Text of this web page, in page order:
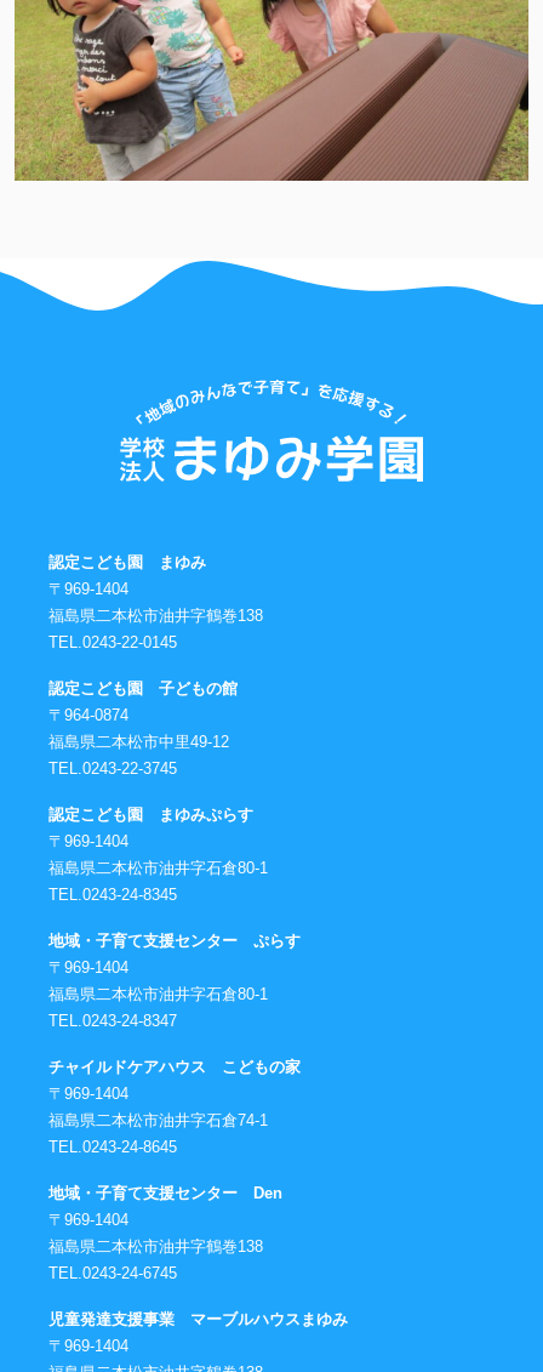
認定こども園 まゆみ
〒969-1404
福島県二本松市油井字鶴巻138
TEL.0243-22-0145
認定こども園 子どもの館
〒964-0874
福島県二本松市中里49-12
TEL.0243-22-3745
認定こども園 まゆみぷらす
〒969-1404
福島県二本松市油井字石倉80-1
TEL.0243-24-8345
地域・子育て支援センター ぷらす
〒969-1404
福島県二本松市油井字石倉80-1
TEL.0243-24-8347
チャイルドケアハウス こどもの家
〒969-1404
福島県二本松市油井字石倉74-1
TEL.0243-24-8645
地域・子育て支援センター Den
〒969-1404
福島県二本松市油井字鶴巻138
TEL.0243-24-6745
児童発達支援事業 マーブルハウスまゆみ
〒969-1404